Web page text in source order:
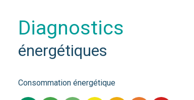
diagnostics
énergétiques
Consommation énergétique